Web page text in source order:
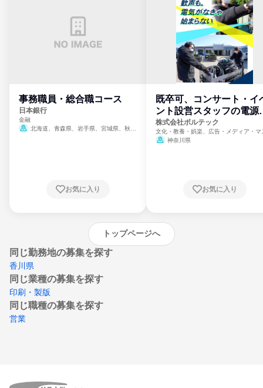
事務職員・総合職コース
日本銀行
金融
北海道、青森県、岩手県、宮城県、秋田
崎県、熊本県、大分県、宮崎県、鹿児島県、
お気に入り
既卒可、コンサート・イ
ント設営スタッフの電源
門
株式会社ボルテック
文化・教養・娯楽、広告・メディア・マ
ミ、電力・ガス・水道・エネルギー
神奈川県
お気に入り
トップページへ
同じ勤務地の募集を探す
香川県
同じ業種の募集を探す
印刷・製版
同じ職種の募集を探す
営業